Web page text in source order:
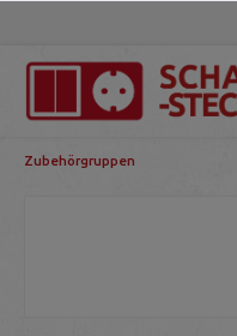
Zubehörgruppen